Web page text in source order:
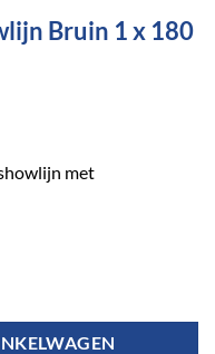
Bruin 1 x 180
met